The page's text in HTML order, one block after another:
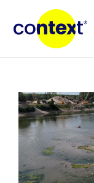
content
Știri
Explicative